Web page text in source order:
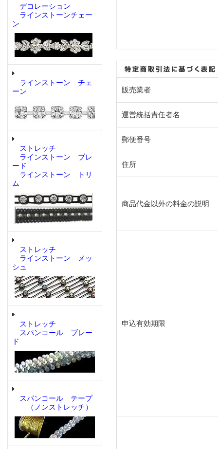
デコレーション
ラインストーンチェー
ン
ラインストーン チェ
ーン
ストレッチ
ラインストーン ブレ
ード
ラインストーン トリ
ム
ストレッチ
ラインストーン メッ
シュ
ストレッチ
スパンコール ブレー
ド
スパンコール テープ
（ノンストレッチ）
販売業者
運営統括責任者名
郵便番号
住所
商品代金以外の料金の説明
申込有効期限